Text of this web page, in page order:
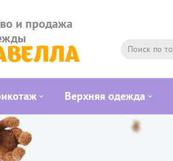
и продажа
Верхняя одежда